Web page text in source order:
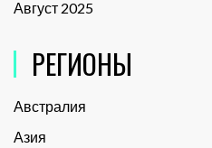
Август 2025
РЕГИОНЫ
Австралия
Азия